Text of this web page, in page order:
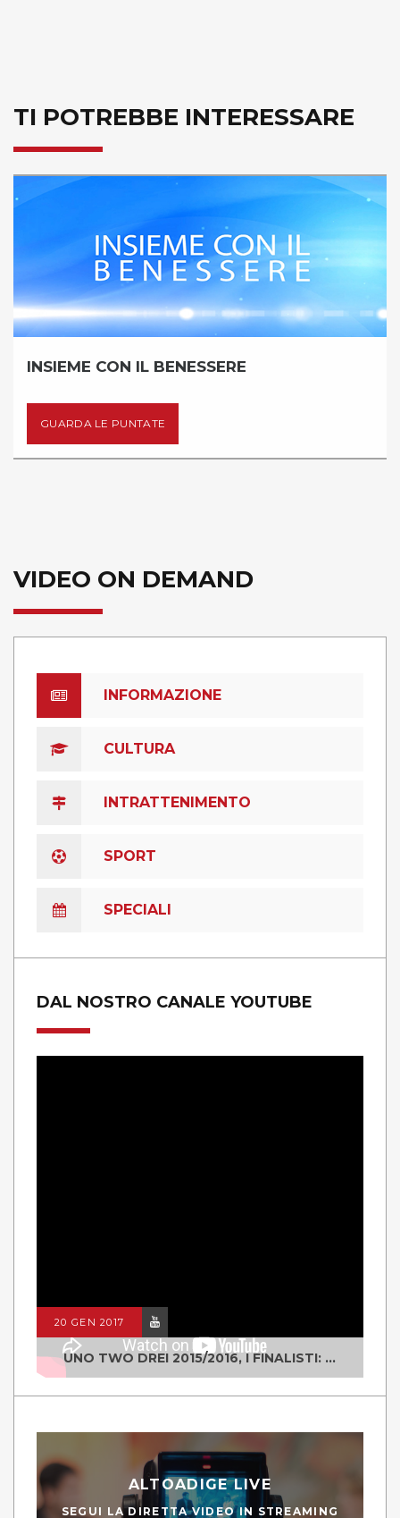
TI POTREBBE INTERESSARE
INSIEME CON IL BENESSERE
GUARDA LE PUNTATE
VIDEO ON DEMAND
INFORMAZIONE
CULTURA
INTRATTENIMENTO
SPORT
SPECIALI
DAL NOSTRO CANALE YOUTUBE
20 GEN 2017
UNO TWO DREI 2015/2016, I FINALISTI: CLASSE IV ALS ISTITUTO "DEGASPERI" BORGO VALSUGANA
ALTOADIGE LIVE
SEGUI LA DIRETTA VIDEO IN STREAMING